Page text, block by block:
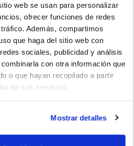
web se usan para personalizar
ofrecer funciones de redes
Además, compartimos
que haga del sitio web con
sociales, publicidad y análisis
con otra información que
o que hayan recopilado a partir
de sus servicios.
Mostrar detalles
publicada ha sido
ofertante del renting y tiene solo
contractuales.
SBD-17508 8s-10s Última
Peugeot 2008